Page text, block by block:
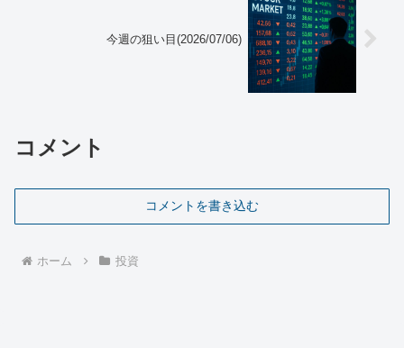
今週の狙い目(2026/07/06)
コメント
コメントを書き込む
ホーム 投資